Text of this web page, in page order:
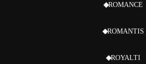
ROMANCE
ROMANTIS
ROYALTI